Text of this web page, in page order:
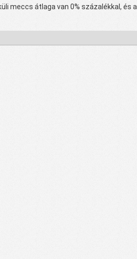
meccs átlaga van 0% százalékkal, és a